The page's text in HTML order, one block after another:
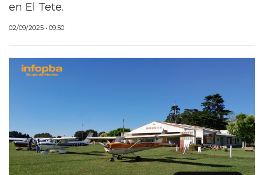
PROVINCIA
PAIS
ECONOMÍA Y NEGOCIOS
TECNOLOGÍA
SERVICIOS
en El Tete.
02/09/2025 • 09:50